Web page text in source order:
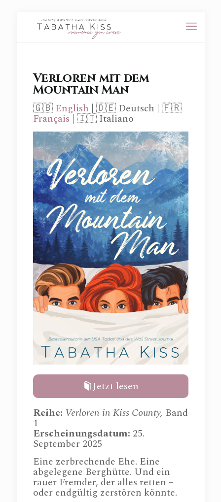
Verloren mit dem
Mountain Man
🇬🇧 English | 🇩🇪 Deutsch | 🇫🇷
Français | 🇮🇹 Italiano
Jetzt lesen
Reihe: Verloren in Kiss County, Band
1
Erscheinungsdatum: 25.
September 2025
Eine zerbrechende Ehe. Eine
abgelegene Berghütte. Und ein
rauer Fremder, der alles retten –
oder endgültig zerstören könnte.